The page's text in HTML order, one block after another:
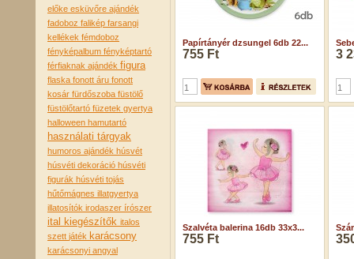
előke esküvőre ajándék
fadoboz falikép farsangi
kellékek fémdoboz
fényképalbum fényképtartó
férfiaknak ajándék figura
flaska fonott áru fonott
kosár fürdőszoba füstölő
füstölőtartó füzetek gyertya
halloween hamutartó
használati tárgyak
humoros ajándék húsvét
húsvéti dekoráció húsvéti
figurák húsvéti tojás
hűtőmágnes illatgyertya
illatosítók irodaszer írószer
ital kiegészítők italos
szett játék karácsony
karácsonyi angyal
Papírtányér dzsungel 6db 22...
755 Ft 3
Szalvéta balerina 16db 33x3...
755 Ft